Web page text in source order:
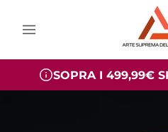
Suprema
del
Trigono